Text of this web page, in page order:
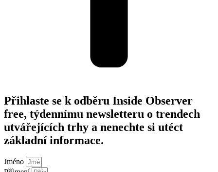
Přihlaste se k odběru Inside Observer
free, týdennímu newsletteru o trendech
utvářejících trhy a nenechte si utéct
základní informace.
Jméno